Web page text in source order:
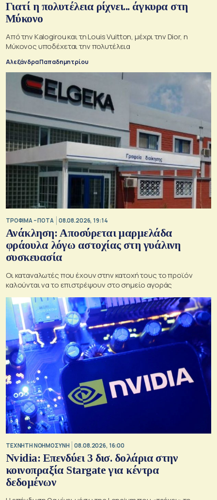
Γιατί η πολυτέλεια ρίχνει... άγκυρα στη
Μύκονο
Από την Kalogirou και τη Louis Vuitton, μέχρι την Dior, η
Μύκονος υποδέχεται την πολυτέλεια
Αλεξάνδρα Παπαδημητρίου
ΤΡΟΦΙΜΑ – ΠΟΤΑ 08.08.2026, 19:14
Ανάκληση: Αποσύρεται μαρμελάδα
φράουλα λόγω αστοχίας στη γυάλινη
συσκευασία
Οι καταναλωτές που έχουν στην κατοχή τους το προϊόν
καλούνται να το επιστρέψουν στο σημείο αγοράς
TΕΧΝΗΤΗ ΝΟΗΜΟΣΥΝΗ 08.08.2026, 16:00
Nvidia: Επενδύει 3 δισ. δολάρια στην
κοινοπραξία Stargate για κέντρα
δεδομένων